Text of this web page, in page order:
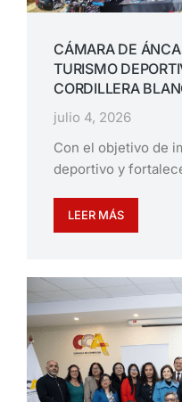
CÁMARA DE
TURISMO
CORDILLERA
julio 4, 2026
Con el objetivo de
deportivo y
LEER MÁS